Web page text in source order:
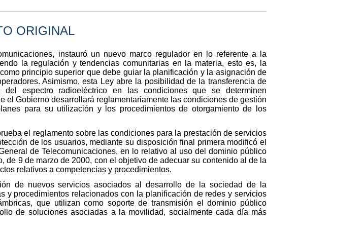
ORIGINAL
instauró un nuevo marco regulador en lo referente a la
la regulación y tendencias comunitarias en la materia, esto es, la
principio superior que debe guiar la planificación y la asignación de
Asimismo, esta Ley abre la posibilidad de la transferencia de
espectro radioeléctrico en las condiciones que se determinen
el Gobierno desarrollará reglamentariamente las condiciones de gestión
para su utilización y los procedimientos de otorgamiento de los
el reglamento sobre las condiciones para la prestación de servicios
de los usuarios, mediante su disposición final primera modificó el
de Telecomunicaciones, en lo relativo al uso del dominio público
de 9 de marzo de 2000, con el objetivo de adecuar su contenido al de la
relativos a competencias y procedimientos.
de nuevos servicios asociados al desarrollo de la sociedad de la
y procedimientos relacionados con la planificación de redes y servicios
que utilizan como soporte de transmisión el dominio público
de soluciones asociadas a la movilidad, socialmente cada día más